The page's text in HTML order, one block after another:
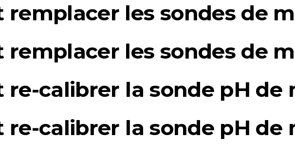
remplacer les sondes de
les sondes de
calibrer la sonde pH de
re-calibrer la sonde pH de